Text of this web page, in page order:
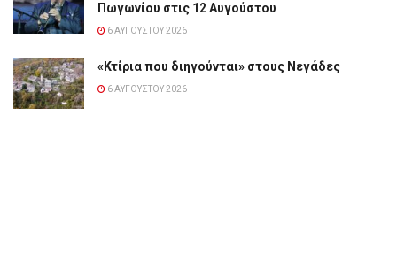
Πωγωνίου στις 12 Αυγούστου
6 ΑΥΓΟΎΣΤΟΥ 2026
«Κτίρια που διηγούνται» στους Νεγάδες
6 ΑΥΓΟΎΣΤΟΥ 2026